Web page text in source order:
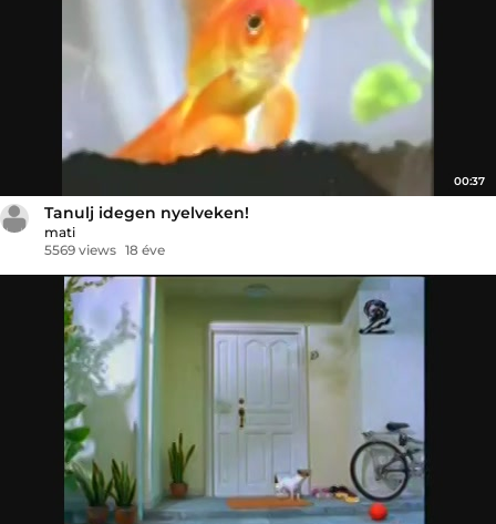
00:37
Tanulj idegen nyelveken!
mati
5569 views 18 éve